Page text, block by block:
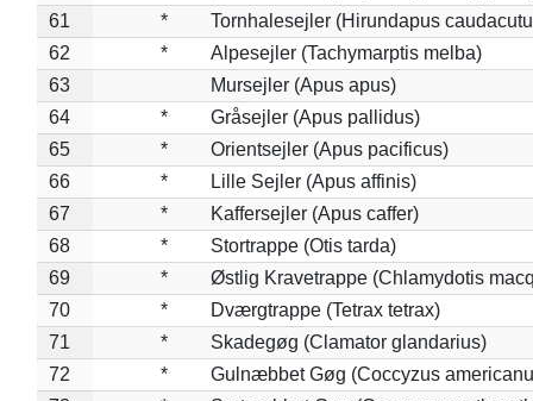
61
*
Tornhalesejler (Hirundapus
62
*
Alpesejler (Tachymarptis melba)
63
Mursejler (Apus apus)
64
*
Gråsejler (Apus pallidus)
65
*
Orientsejler (Apus pacificus)
66
*
Lille Sejler (Apus affinis)
67
*
Kaffersejler (Apus caffer)
68
*
Stortrappe (Otis tarda)
69
*
Østlig Kravetrappe (Chlamydotis
70
*
Dværgtrappe (Tetrax tetrax)
71
*
Skadegøg (Clamator glandarius)
72
*
Gulnæbbet Gøg (Coccyzus